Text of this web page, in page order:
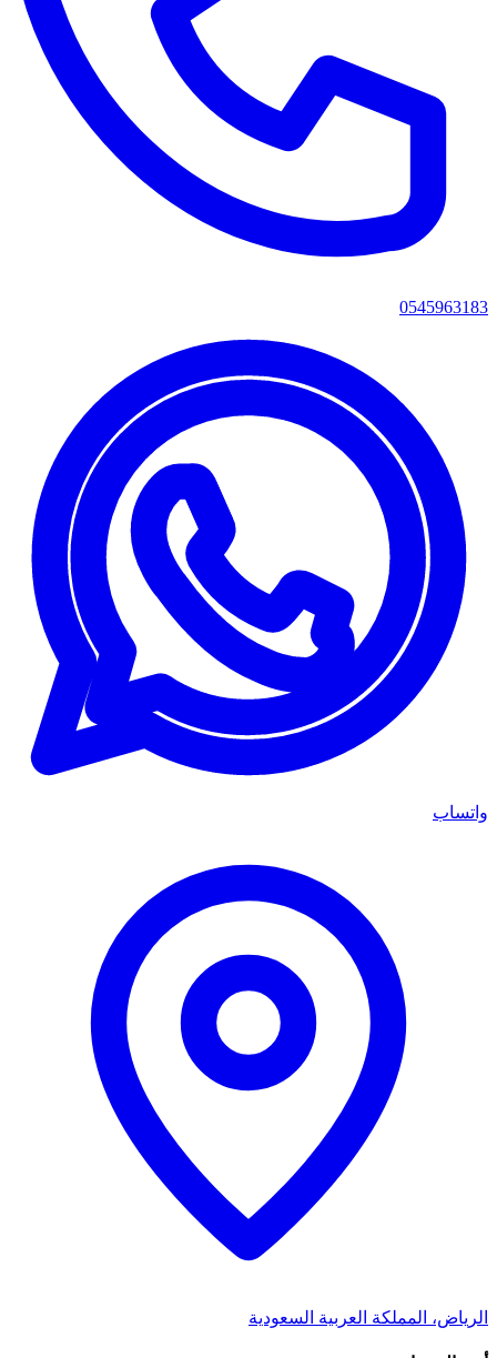
0545963183
واتساب
الرياض، المملكة العربية السعودية